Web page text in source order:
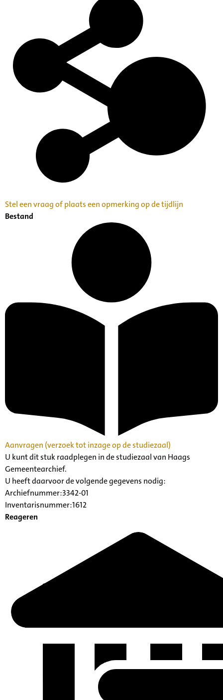
Stel een vraag of plaats een opmerking op de tijdlijn
Bestand
Aanvragen (verzoek tot inzage op de studiezaal)
U kunt dit stuk raadplegen in de studiezaal van Haags
Gemeentearchief.
U heeft daarvoor de volgende gegevens nodig:
Archiefnummer:3342-01
Inventarisnummer:1612
Reageren